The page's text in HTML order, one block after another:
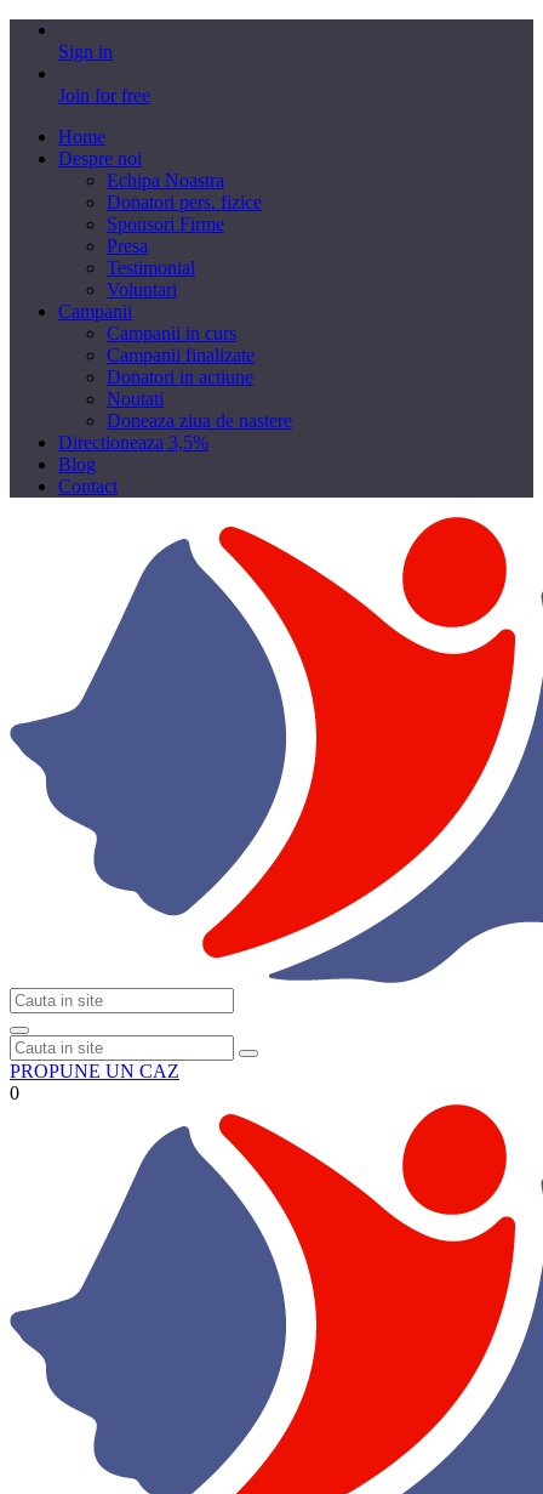
Sign in
Join for free
Home
Despre noi
Echipa Noastra
Donatori pers. fizice
Sponsori Firme
Presa
Testimonial
Voluntari
Campanii
Campanii in curs
Campanii finalizate
Donatori in actiune
Noutati
Doneaza ziua de nastere
Directioneaza 3,5%
Blog
Contact
PROPUNE UN CAZ
0